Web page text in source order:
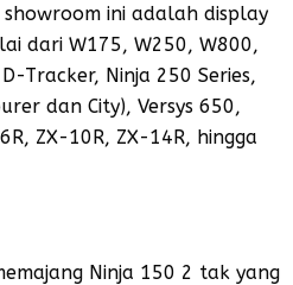
ini adalah display
dari W175, W250, W800,
Tracker, Ninja 250 Series,
dan City), Versys 650,
ZX-10R, ZX-14R, hingga
Ninja 150 2 tak yang